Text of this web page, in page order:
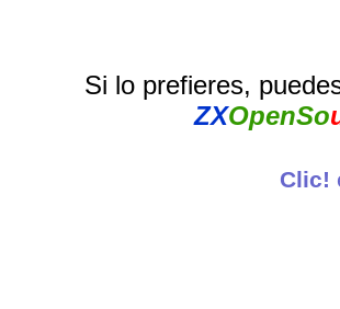
Si lo prefieres,
ZXOpenSo
Clic!